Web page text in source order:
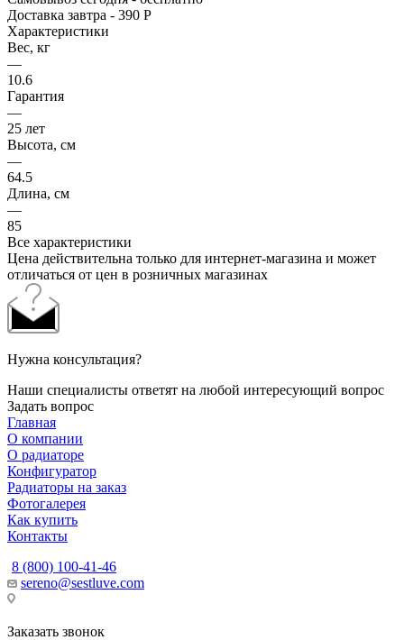
Доставка завтра - 390 Р
Характеристики
Вес, кг
—
10.6
Гарантия
—
25 лет
Высота, см
—
64.5
Длина, см
—
85
Все характеристики
Цена действительна только для интернет-магазина и может
отличаться от цен в розничных магазинах
Нужна консультация?
Наши специалисты ответят на любой интересующий вопрос
Задать вопрос
Главная
О компании
О радиаторе
Конфигуратор
Радиаторы на заказ
Фотогалерея
Как купить
Контакты
8 (800) 100-41-46
sereno@sestluve.com
Заказать звонок